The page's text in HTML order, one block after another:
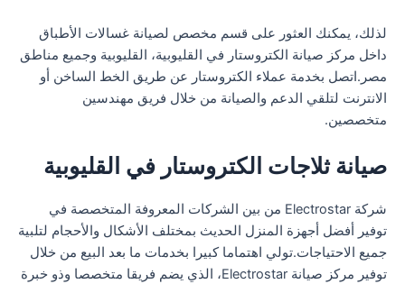
لذلك، يمكنك العثور على قسم مخصص لصيانة غسالات الأطباق
داخل مركز صيانة الكتروستار في القليوبية، القليوبية وجميع مناطق
مصر.اتصل بخدمة عملاء الكتروستار عن طريق الخط الساخن أو
الانترنت لتلقي الدعم والصيانة من خلال فريق مهندسين
متخصصين.
صيانة ثلاجات الكتروستار في القليوبية
شركة Electrostar من بين الشركات المعروفة المتخصصة في
توفير أفضل أجهزة المنزل الحديث بمختلف الأشكال والأحجام لتلبية
جميع الاحتياجات.تولي اهتماما كبيرا بخدمات ما بعد البيع من خلال
توفير مركز صيانة Electrostar، الذي يضم فريقا متخصصا وذو خبرة